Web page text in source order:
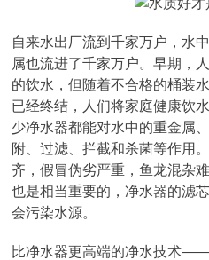
自来水出厂流到千家万户，水
属也流进了千家万户。早期，
的饮水，但随着不合格的桶装
已经终结，人们将家庭健康饮
少净水器都能对水中的重金属
附、过滤、拦截和杀菌等作用
齐，假冒伪劣严重，鱼龙混杂
也是相当重要的，净水器的滤
会污染水源。
比净水器更高端的净水技术